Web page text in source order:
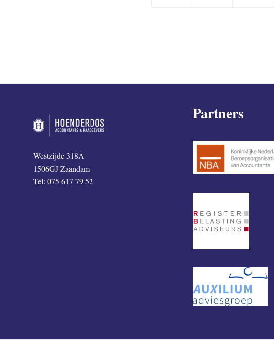
Westzijde 318A
1506GJ Zaandam
Tel: 075 617 79 52
Partners